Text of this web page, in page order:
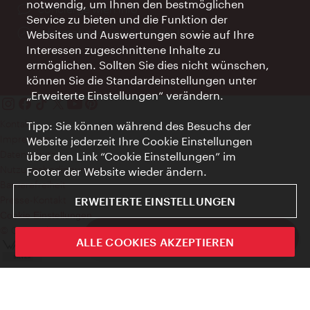
ivie - Die offizielle City Guide App
Ort:
concierge.wien.info
Öffnungszeiten:
Informationen rund um die Uhr
Kontakt
Impressum
Datenschutz
Nutzungsbedingungen
Barrierefreiheit
Cookie Einstellungen
© Copyright WienTourismus
notwendig, um Ihnen den bestmöglichen
Service zu bieten und die Funktion der
Websites und Auswertungen sowie auf Ihre
Interessen zugeschnittene Inhalte zu
ermöglichen. Sollten Sie dies nicht wünschen,
können Sie die Standardeinstellungen unter
„Erweiterte Einstellungen“ verändern.
Tipp: Sie können während des Besuchs der
Website jederzeit Ihre Cookie Einstellungen
über den Link “Cookie Einstellungen” im
Footer der Website wieder ändern.
ERWEITERTE EINSTELLUNGEN
ALLE COOKIES AKZEPTIEREN